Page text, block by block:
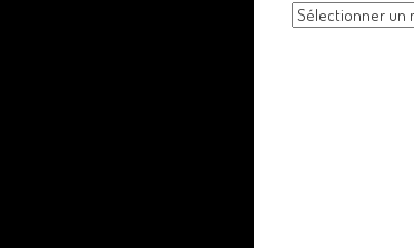
Archives